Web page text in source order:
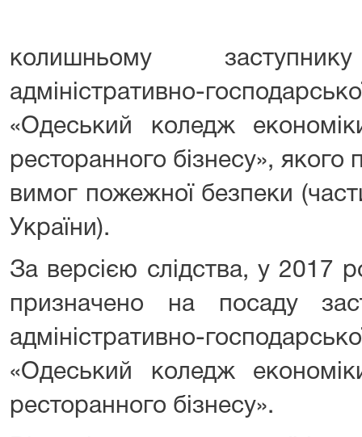
колишньому
адміністративно-
«Одеський коледж
ресторанного бізнесу»,
вимог пожежної безпеки
України).
За версією слідства, у 2017
призначено на посаду
адміністративно-
«Одеський коледж
ресторанного бізнесу».